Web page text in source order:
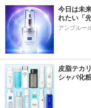
今日は未
れたい「
アンプルー
皮脂テカ
シャバ化